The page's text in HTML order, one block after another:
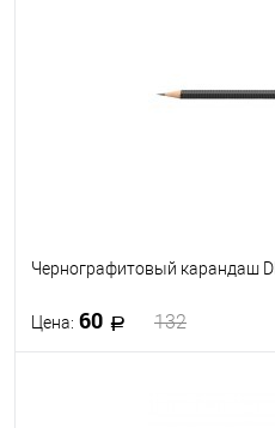
Чернографитовый карандаш
Цена: 60 132